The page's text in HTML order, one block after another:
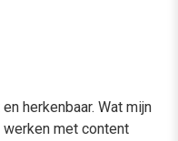
herkenbaar. Wat mijn
met content